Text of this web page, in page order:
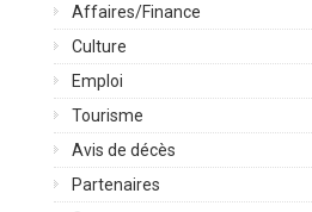
Affaires/Finance
Culture
Emploi
Tourisme
Avis de décès
Partenaires